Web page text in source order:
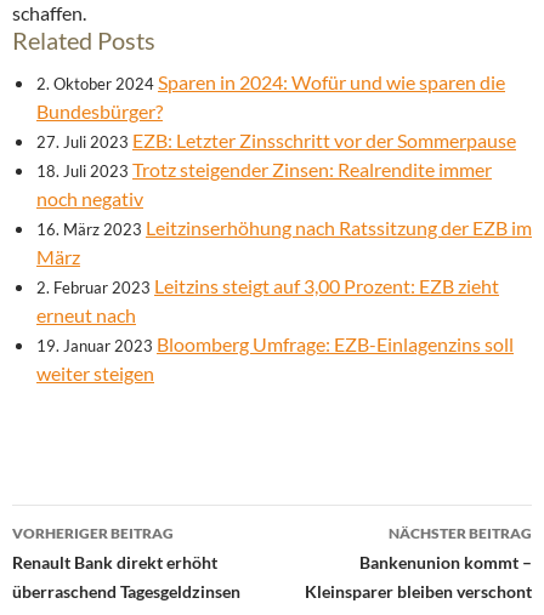
schaffen.
Related Posts
2. Oktober 2024Sparen in 2024: Wofür und wie sparen die
Bundesbürger?
27. Juli 2023 EZB: Letzter Zinsschritt vor der Sommerpause
18. Juli 2023 Trotz steigender Zinsen: Realrendite immer
noch negativ
16. März 2023 Leitzinserhöhung nach Ratssitzung der EZB im
März
2. Februar 2023 Leitzins steigt auf 3,00 Prozent: EZB zieht
erneut nach
19. Januar 2023 Bloomberg Umfrage: EZB-Einlagenzins soll
weiter steigen
Beitrags-
Navigation
VORHERIGER BEITRAG
Renault Bank direkt erhöht
überraschend Tagesgeldzinsen
NÄCHSTER BEITRAG
Bankenunion kommt –
Kleinsparer bleiben verschont